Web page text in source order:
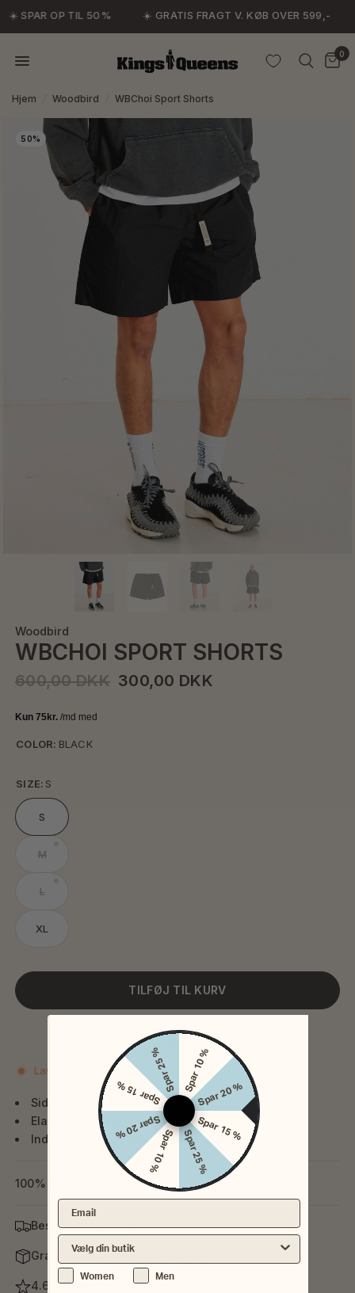
☀️ SPAR OP TIL 50% ☀️ GRATIS FRAGT V. KØB OVER 599,-
0
Hjem Woodbird WBChoi Sport Shorts
50%
Woodbird
WBCHOI SPORT SHORTS
600,00 DKK 300,00 DKK
COLOR: BLACK
SIZE: S
S
M
L
XL
TILFØJ TIL KURV
Tilføj til favoritter
Lavt lager
Sidelommer m. lynlås
Elastik og snøre i livet
Indvendig baglomme m. lynlås
100% Nylon
Bestil inden kl. 12 og vi sender din pakke idag
Gratis fragt ved køb over 599,-
4.6 Trustpilot rating
Spar 10 %
Spar 20 %
Spar 15 %
Spar 25 %
Spar 10 %
Spar 20 %
Spar 15 %
Spar 25 %
Email
Vælg din nærmeste butik
Køn Women Men